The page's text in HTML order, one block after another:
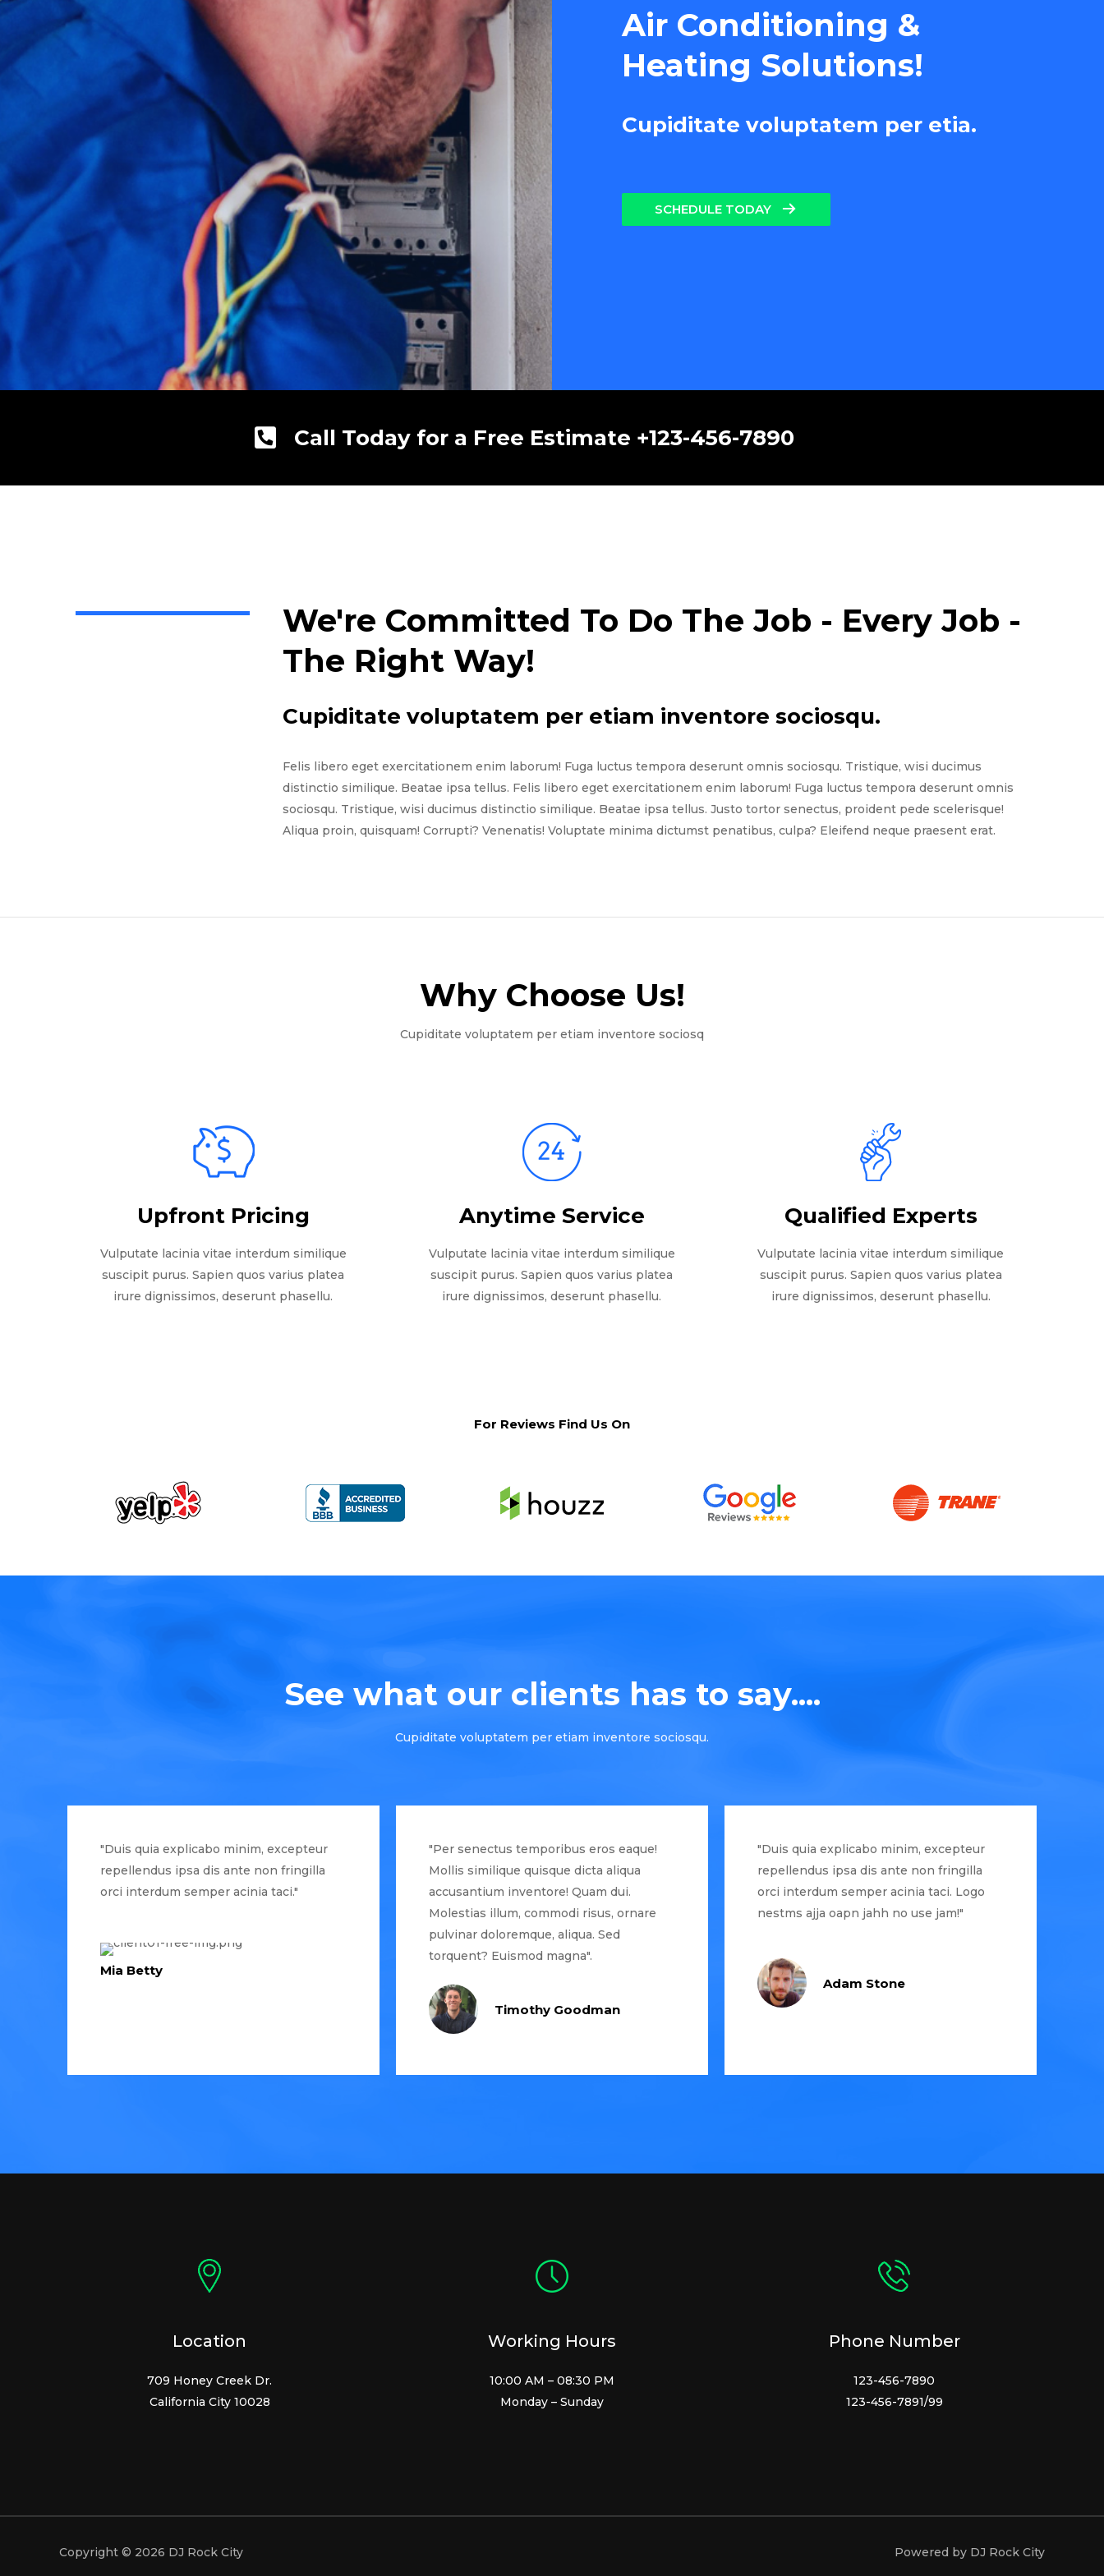
Air Conditioning &
Heating Solutions!
Cupiditate voluptatem per etia.
SCHEDULE TODAY
Call Today for a Free Estimate +123-456-7890
We're Committed To Do The Job - Every Job -
The Right Way!
Cupiditate voluptatem per etiam inventore sociosqu.
Felis libero eget exercitationem enim laborum! Fuga luctus tempora deserunt omnis sociosqu. Tristique, wisi ducimus
distinctio similique. Beatae ipsa tellus. Felis libero eget exercitationem enim laborum! Fuga luctus tempora deserunt omnis
sociosqu. Tristique, wisi ducimus distinctio similique. Beatae ipsa tellus. Justo tortor senectus, proident pede scelerisque!
Aliqua proin, quisquam! Corrupti? Venenatis! Voluptate minima dictumst penatibus, culpa? Eleifend neque praesent erat.
Why Choose Us!​
Cupiditate voluptatem per etiam inventore sociosq
Upfront Pricing
Vulputate lacinia vitae interdum similique
suscipit purus. Sapien quos varius platea
irure dignissimos, deserunt phasellu.
Anytime Service
Vulputate lacinia vitae interdum similique
suscipit purus. Sapien quos varius platea
irure dignissimos, deserunt phasellu.
Qualified Experts
Vulputate lacinia vitae interdum similique
suscipit purus. Sapien quos varius platea
irure dignissimos, deserunt phasellu.
For Reviews Find Us On
See what our clients has to say....
Cupiditate voluptatem per etiam inventore sociosqu.
"Duis quia explicabo minim, excepteur
repellendus ipsa dis ante non fringilla
orci interdum semper acinia taci."
Mia Betty
"Per senectus temporibus eros eaque!
Mollis similique quisque dicta aliqua
accusantium inventore! Quam dui.
Molestias illum, commodi risus, ornare
pulvinar doloremque, aliqua. Sed
torquent? Euismod magna".
Timothy Goodman
"Duis quia explicabo minim, excepteur
repellendus ipsa dis ante non fringilla
orci interdum semper acinia taci. Logo
nestms ajja oapn jahh no use jam!"
Adam Stone
Location
709 Honey Creek Dr.
California City 10028
Working Hours
10:00 AM – 08:30 PM
Monday – Sunday
Phone Number
123-456-7890
123-456-7891/99
Copyright © 2026 DJ Rock City Powered by DJ Rock City